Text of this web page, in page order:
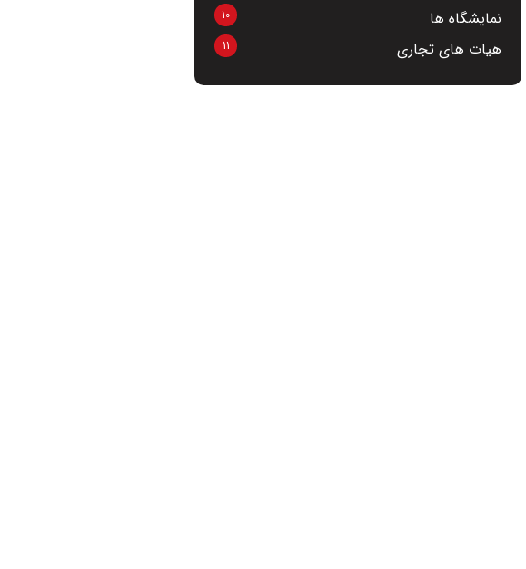
نمایشگاه ها 10
هیات های تجاری 11